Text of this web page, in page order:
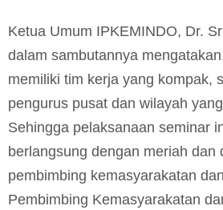
Ketua Umum IPKEMINDO, Dr.
dalam sambutannya
memiliki tim kerja yang kompak,
pengurus pusat dan wilayah
Sehingga pelaksanaan seminar
berlangsung dengan meriah dan
pembimbing kemasyarakatan
Pembimbing Kemasyarakatan